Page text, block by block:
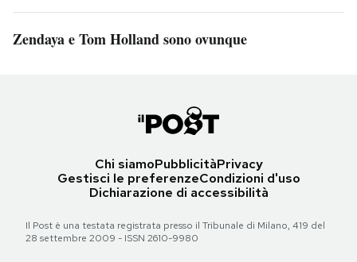
Zendaya e Tom Holland sono ovunque
Chi siamoPubblicitàPrivacy
Gestisci le preferenzeCondizioni d'uso
Dichiarazione di accessibilità
Il Post è una testata registrata presso il Tribunale di Milano, 419 del
28 settembre 2009 - ISSN 2610-9980